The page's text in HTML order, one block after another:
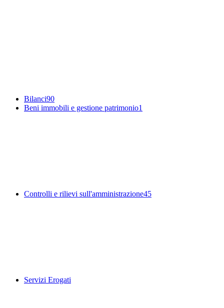
Bilanci90
Beni immobili e gestione patrimonio1
Controlli e rilievi sull'amministrazione45
Servizi Erogati